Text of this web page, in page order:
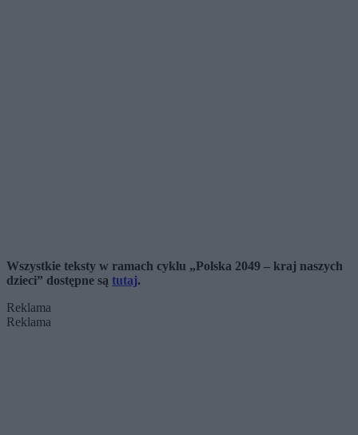
Wszystkie teksty w ramach cyklu „Polska 2049 – kraj naszych
dzieci” dostępne są tutaj.
Reklama
Reklama